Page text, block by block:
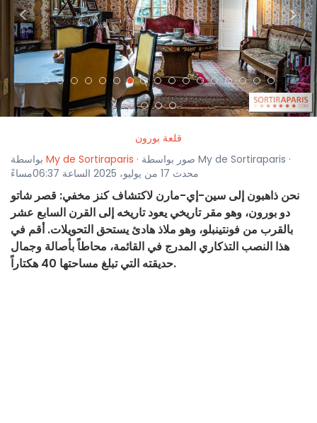
< >
قلعة بورون
My de Sortiraparis · صور بواسطة My de Sortiraparis ·
محدث 17 من يوليو، 2025 الساعة 06:37مساءً
نحن ذاهبون إلى سين-إي-مارن لاكتشاف كنز مخفي: قصر شاتو
دو بورون، وهو مقر تاريخي يعود تاريخه إلى القرن السابع عشر
بالقرب من فونتينبلو، وهو ملاذ هادئ يستحق التحويلات. أقم في
هذا النصب التذكاري المدرج في القائمة، محاطاً بأصالة وجمال
حديقته التي تبلغ مساحتها 40 هكتاراً.